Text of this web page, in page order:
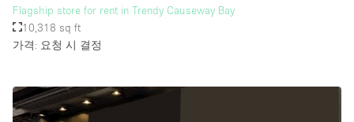
Flagship store for rent in Trendy Causeway Bay
10,318 sq ft
가격: 요청 시 결정